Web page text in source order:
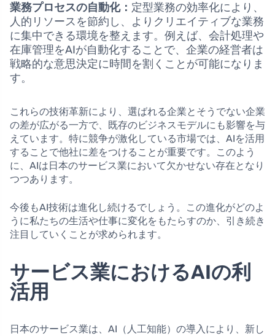
業務プロセスの自動化： 定型業務の効率化により、
人的リソースを節約し、よりクリエイティブな業務
に集中できる環境を整えます。例えば、会計処理や
在庫管理をAIが自動化することで、企業の経営者は
戦略的な意思決定に時間を割くことが可能になりま
す。
これらの技術革新により、選ばれる企業とそうでない企業
の差が広がる一方で、既存のビジネスモデルにも影響を与
えています。特に競争が激化している市場では、AIを活用
することで他社に差をつけることが重要です。このよう
に、AIは日本のサービス業において欠かせない存在となり
つつあります。
今後もAI技術は進化し続けるでしょう。この進化がどのよ
うに私たちの生活や仕事に変化をもたらすのか、引き続き
注目していくことが求められます。
サービス業におけるAIの利
活用
日本のサービス業は、AI（人工知能）の導入により、新し